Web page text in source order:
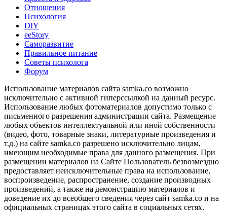
Отношения
Психология
DIY
ееStory
Саморазвитие
Правильное питание
Советы психолога
Форум
Использование материалов сайта samka.co возможно
исключительно с активной гиперссылкой на данный ресурс.
Использование любых фотоматериалов допустимо только с
письменного разрешения администрации сайта. Размещение
любых объектов интеллектуальной или иной собственности
(видео, фото, товарные знаки, литературные произведения и
т.д.) на сайте samka.co разрешено исключительно лицам,
имеющим необходимые права для данного размещения. При
размещении материалов на Сайте Пользователь безвозмездно
предоставляет неисключительные права на использование,
воспроизведение, распространение, создание производных
произведений, а также на демонстрацию материалов и
доведение их до всеобщего сведения через сайт samka.co и на
официальных страницах этого сайта в социальных сетях.